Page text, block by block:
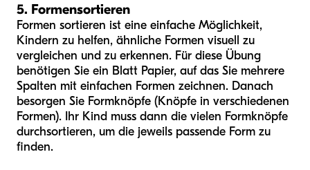
5. Formensortieren
Formen sortieren ist eine einfache Möglichkeit,
Kindern zu helfen, ähnliche Formen visuell zu
vergleichen und zu erkennen. Für diese Übung
benötigen Sie ein Blatt Papier, auf das Sie mehrere
Spalten mit einfachen Formen zeichnen. Danach
besorgen Sie Formknöpfe (Knöpfe in verschiedenen
Formen). Ihr Kind muss dann die vielen Formknöpfe
durchsortieren, um die jeweils passende Form zu
finden.